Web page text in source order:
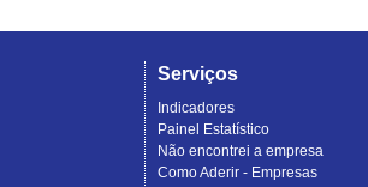
Serviços
Indicadores
Painel Estatístico
Não encontrei a empresa
Como Aderir - Empresas